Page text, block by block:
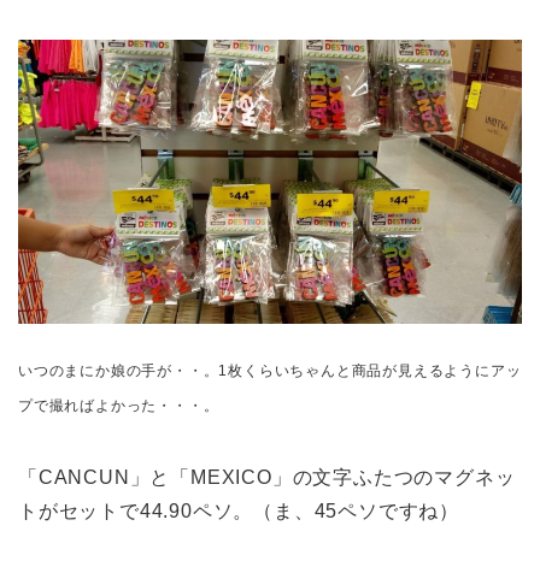
いつのまにか娘の手が・・。1枚くらいちゃんと商品が見えるようにアッ
プで撮ればよかった・・・。
「CANCUN」と「MEXICO」の文字ふたつのマグネッ
トがセットで44.90ペソ。（ま、45ペソですね）